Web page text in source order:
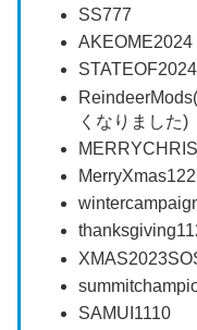
SS777
AKEOME2024
STATEOF2024
くなりました)
SAMUI1110